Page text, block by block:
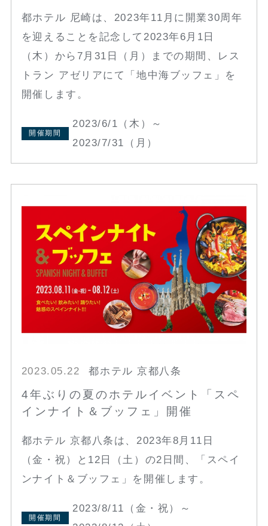
都ホテル 尼崎は、2023年11月に開業30周年
を迎えることを記念して2023年6月1日
（木）から7月31日（月）までの期間、レス
トラン アゼリアにて「地中海ブッフェ」を
開催します。
開催期間
2023/6/1（木）～
2023/7/31（月）
2023.05.22 都ホテル 京都八条
4年ぶりの夏のホテルイベント「スペ
インナイト＆ブッフェ」開催
都ホテル 京都八条は、2023年8月11日
（金・祝）と12日（土）の2日間、「スペイ
ンナイト＆ブッフェ」を開催します。
開催期間
2023/8/11（金・祝）～